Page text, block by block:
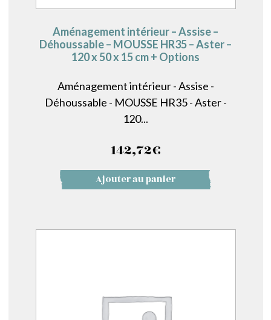
Aménagement intérieur – Assise –
Déhoussable – MOUSSE HR35 – Aster –
120 x 50 x 15 cm + Options
Aménagement intérieur - Assise -
Déhoussable - MOUSSE HR35 - Aster -
120...
142,72€
Ajouter au panier